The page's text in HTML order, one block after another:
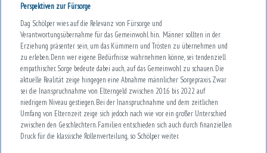
Perspektiven zur Fürsorge
Dag Schölper wies auf die Relevanz von Fürsorge und
Verantwortungsübernahme für das Gemeinwohl hin. Männer sollten in der
Erziehung präsenter sein, um das Kümmern und Trösten zu übernehmen und
zu erleben. Denn wer eigene Bedürfnisse wahrnehmen könne, sei tendenziell
empathischer. Sorge bedeute dabei auch, auf das Gemeinwohl zu schauen. Die
aktuelle Realität zeige hingegen eine Abnahme männlicher Sorgepraxis. Zwar
sei die Inanspruchnahme von Elterngeld zwischen 2016 bis 2022 auf
niedrigem Niveau gestiegen. Bei der Inanspruchnahme und dem zeitlichen
Umfang von Elternzeit zeige sich jedoch nach wie vor ein großer Unterschied
zwischen den Geschlechtern. Familien entschieden sich auch durch finanziellen
Druck für die klassische Rollenverteilung, so Schölper weiter.